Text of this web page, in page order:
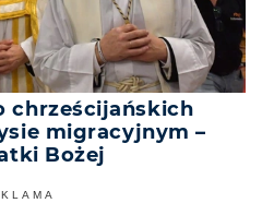
chrześcijańskich
migracyjnym –
Bożej